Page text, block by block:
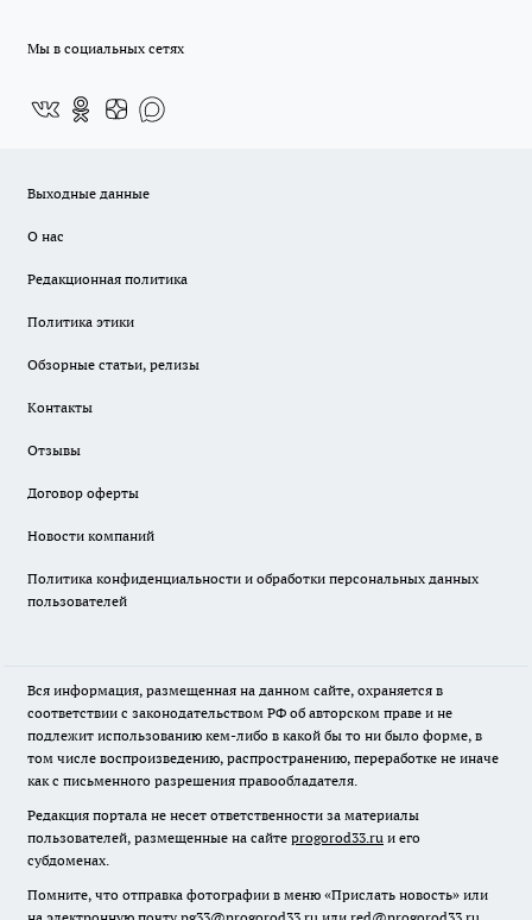
Мы в социальных сетях
Выходные данные
О нас
Редакционная политика
Политика этики
Обзорные статьи, релизы
Контакты
Отзывы
Договор оферты
Новости компаний
Политика конфиденциальности и обработки персональных данных
пользователей
Вся информация, размещенная на данном сайте, охраняется в
соответствии с законодательством РФ об авторском праве и не
подлежит использованию кем-либо в какой бы то ни было форме, в
том числе воспроизведению, распространению, переработке не иначе
как с письменного разрешения правообладателя.
Редакция портала не несет ответственности за материалы
пользователей, размещенные на сайте progorod33.ru и его
субдоменах.
Помните, что отправка фотографии в меню «Прислать новость» или